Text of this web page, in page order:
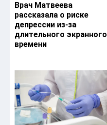
Врач Матвеева
рассказала о риске
депрессии из-за
длительного экранного
времени